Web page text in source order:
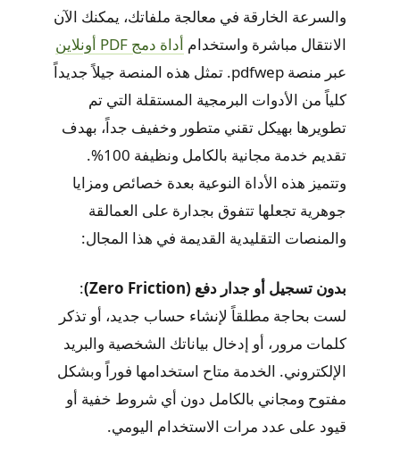
والسرعة الخارقة في معالجة ملفاتك، يمكنك الآن
الانتقال مباشرة واستخدام أداة دمج PDF أونلاين
عبر منصة pdfwep. تمثل هذه المنصة جيلاً جديداً
كلياً من الأدوات البرمجية المستقلة التي تم
تطويرها بهيكل تقني متطور وخفيف جداً، بهدف
تقديم خدمة مجانية بالكامل ونظيفة 100%.
وتتميز هذه الأداة النوعية بعدة خصائص ومزايا
جوهرية تجعلها تتفوق بجدارة على العمالقة
والمنصات التقليدية القديمة في هذا المجال:
بدون تسجيل أو جدار دفع (Zero Friction)
:
لست بحاجة مطلقاً لإنشاء حساب جديد، أو تذكر
كلمات مرور، أو إدخال بياناتك الشخصية والبريد
الإلكتروني. الخدمة متاح استخدامها فوراً وبشكل
مفتوح ومجاني بالكامل دون أي شروط خفية أو
قيود على عدد مرات الاستخدام اليومي.